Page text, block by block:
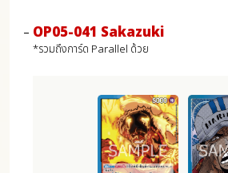
OP05-041 Sakazuki
*รวมถึงการ์ด Parallel ด้วย